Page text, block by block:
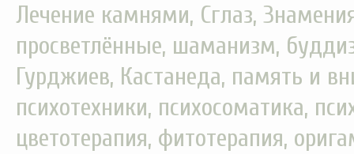
Лечение камнями, Сглаз,
просветлённые, шаманизм,
Гурджиев, Кастанеда, память и
психотехники, психосоматика,
цветотерапия, фитотерапия,